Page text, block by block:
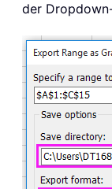
der